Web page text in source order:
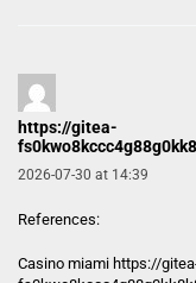
https://gitea-
2026-07-30 at 14:39
References:
Casino miami https://